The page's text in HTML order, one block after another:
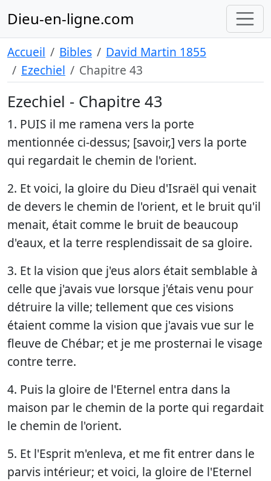
Dieu-en-ligne.com
Accueil Bibles
David Martin 1855
Ezechiel
Chapitre 43
Ezechiel - Chapitre 43
1. PUIS il me ramena vers la porte
mentionnée ci-dessus; [savoir,] vers la porte
qui regardait le chemin de l'orient.
2. Et voici, la gloire du Dieu d'Israël qui venait
de devers le chemin de l'orient, et le bruit qu'il
menait, était comme le bruit de beaucoup
d'eaux, et la terre resplendissait de sa gloire.
3. Et la vision que j'eus alors était semblable à
celle que j'avais vue lorsque j'étais venu pour
détruire la ville; tellement que ces visions
étaient comme la vision que j'avais vue sur le
fleuve de Chébar; et je me prosternai le visage
contre terre.
4. Puis la gloire de l'Eternel entra dans la
maison par le chemin de la porte qui regardait
le chemin de l'orient.
5. Et l'Esprit m'enleva, et me fit entrer dans le
parvis intérieur; et voici, la gloire de l'Eternel